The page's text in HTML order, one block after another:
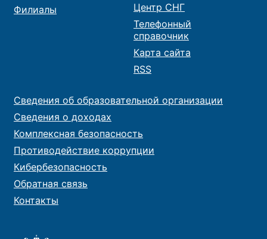
Филиалы
Центр СНГ
Телефонный
справочник
Карта сайта
RSS
Сведения об образовательной организации
Сведения о доходах
Комплексная безопасность
Противодействие коррупции
Кибербезопасность
Обратная связь
Контакты